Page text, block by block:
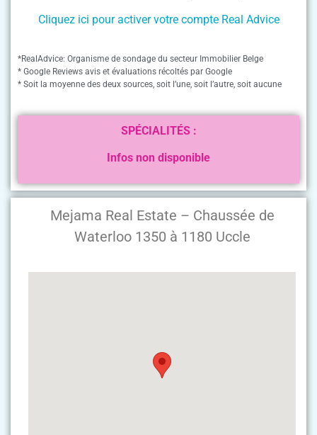
Mejama Real Estate – Chaussée de
Waterloo 1350 à 1180 Uccle
Cliquez ici pour activer votre compte Real Advice
*RealAdvice: Organisme de sondage du secteur Immobilier Belge
* Google Reviews avis et évaluations récoltés par Google
* Soit la moyenne des deux sources, soit l’une, soit l’autre, soit aucune
SPÉCIALITÉS :
Infos non disponible